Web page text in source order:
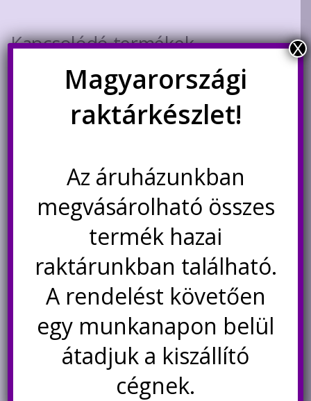
Kapcsolódó termékek
10uF 50V általános célú SMD
elektrolit kondenzátor ELNA
Nincs készleten
Értesítésetek ha
újra elérhető
kondenzátor NCC PSA
99 Ft
Kosárba teszem
Magyarországi
raktárkészlet!
Az áruházunkban
megvásárolható összes
termék hazai
raktárunkban található.
A rendelést követően
egy munkanapon belül
átadjuk a kiszállító
cégnek.
X